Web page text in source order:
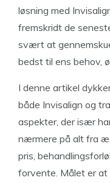
løsning med
fremskridt de
svært at
bedst til ens behov,
I denne artikel
både Invisalign og
aspekter, der især
nærmere på alt fra
pris,
forvente. Målet er